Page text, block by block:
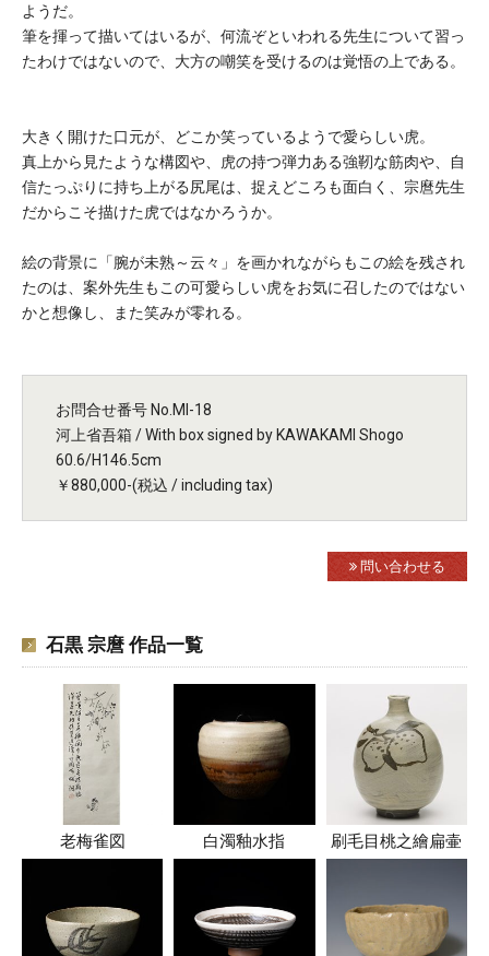
ようだ。
筆を揮って描いてはいるが、何流ぞといわれる先生について習っ
たわけではないので、大方の嘲笑を受けるのは覚悟の上である。
大きく開けた口元が、どこか笑っているようで愛らしい虎。
真上から見たような構図や、虎の持つ弾力ある強靭な筋肉や、自
信たっぷりに持ち上がる尻尾は、捉えどころも面白く、宗麿先生
だからこそ描けた虎ではなかろうか。
絵の背景に「腕が未熟～云々」を画かれながらもこの絵を残され
たのは、案外先生もこの可愛らしい虎をお気に召したのではない
かと想像し、また笑みが零れる。
お問合せ番号 No.MI-18
河上省吾箱 / With box signed by KAWAKAMI Shogo
60.6/H146.5cm
￥880,000-(税込 / including tax)
問い合わせる
石黒 宗麿 作品一覧
老梅雀図 白濁釉水指 刷毛目桃之繪扁壷